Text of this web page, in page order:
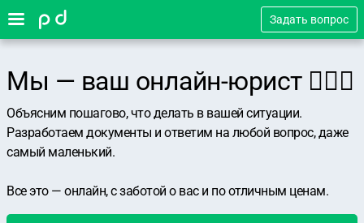
Задать вопрос
Мы — ваш онлайн-юрист 👨🏻‍⚖️
Объясним пошагово, что делать в вашей ситуации.
Разработаем документы и ответим на любой вопрос, даже
самый маленький.
Все это — онлайн, с заботой о вас и по отличным ценам.